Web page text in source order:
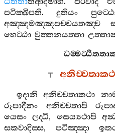
පටික‍්ඛිපති.දුතියං
අඤ‍්ඤමඤ‍්ඤපච‍්චයතඤ‍්ච
හෙට‍්ඨා වුත‍්තනයත‍්තා
ඉදානි අනිච‍්චතාකථා
රූපාදීනං
අනිච‍්චතාපි
යෙසං ලද‍්ධි, සෙය්‍යථාපි
සකවාදිස‍්ස, පටිඤ‍්ඤා